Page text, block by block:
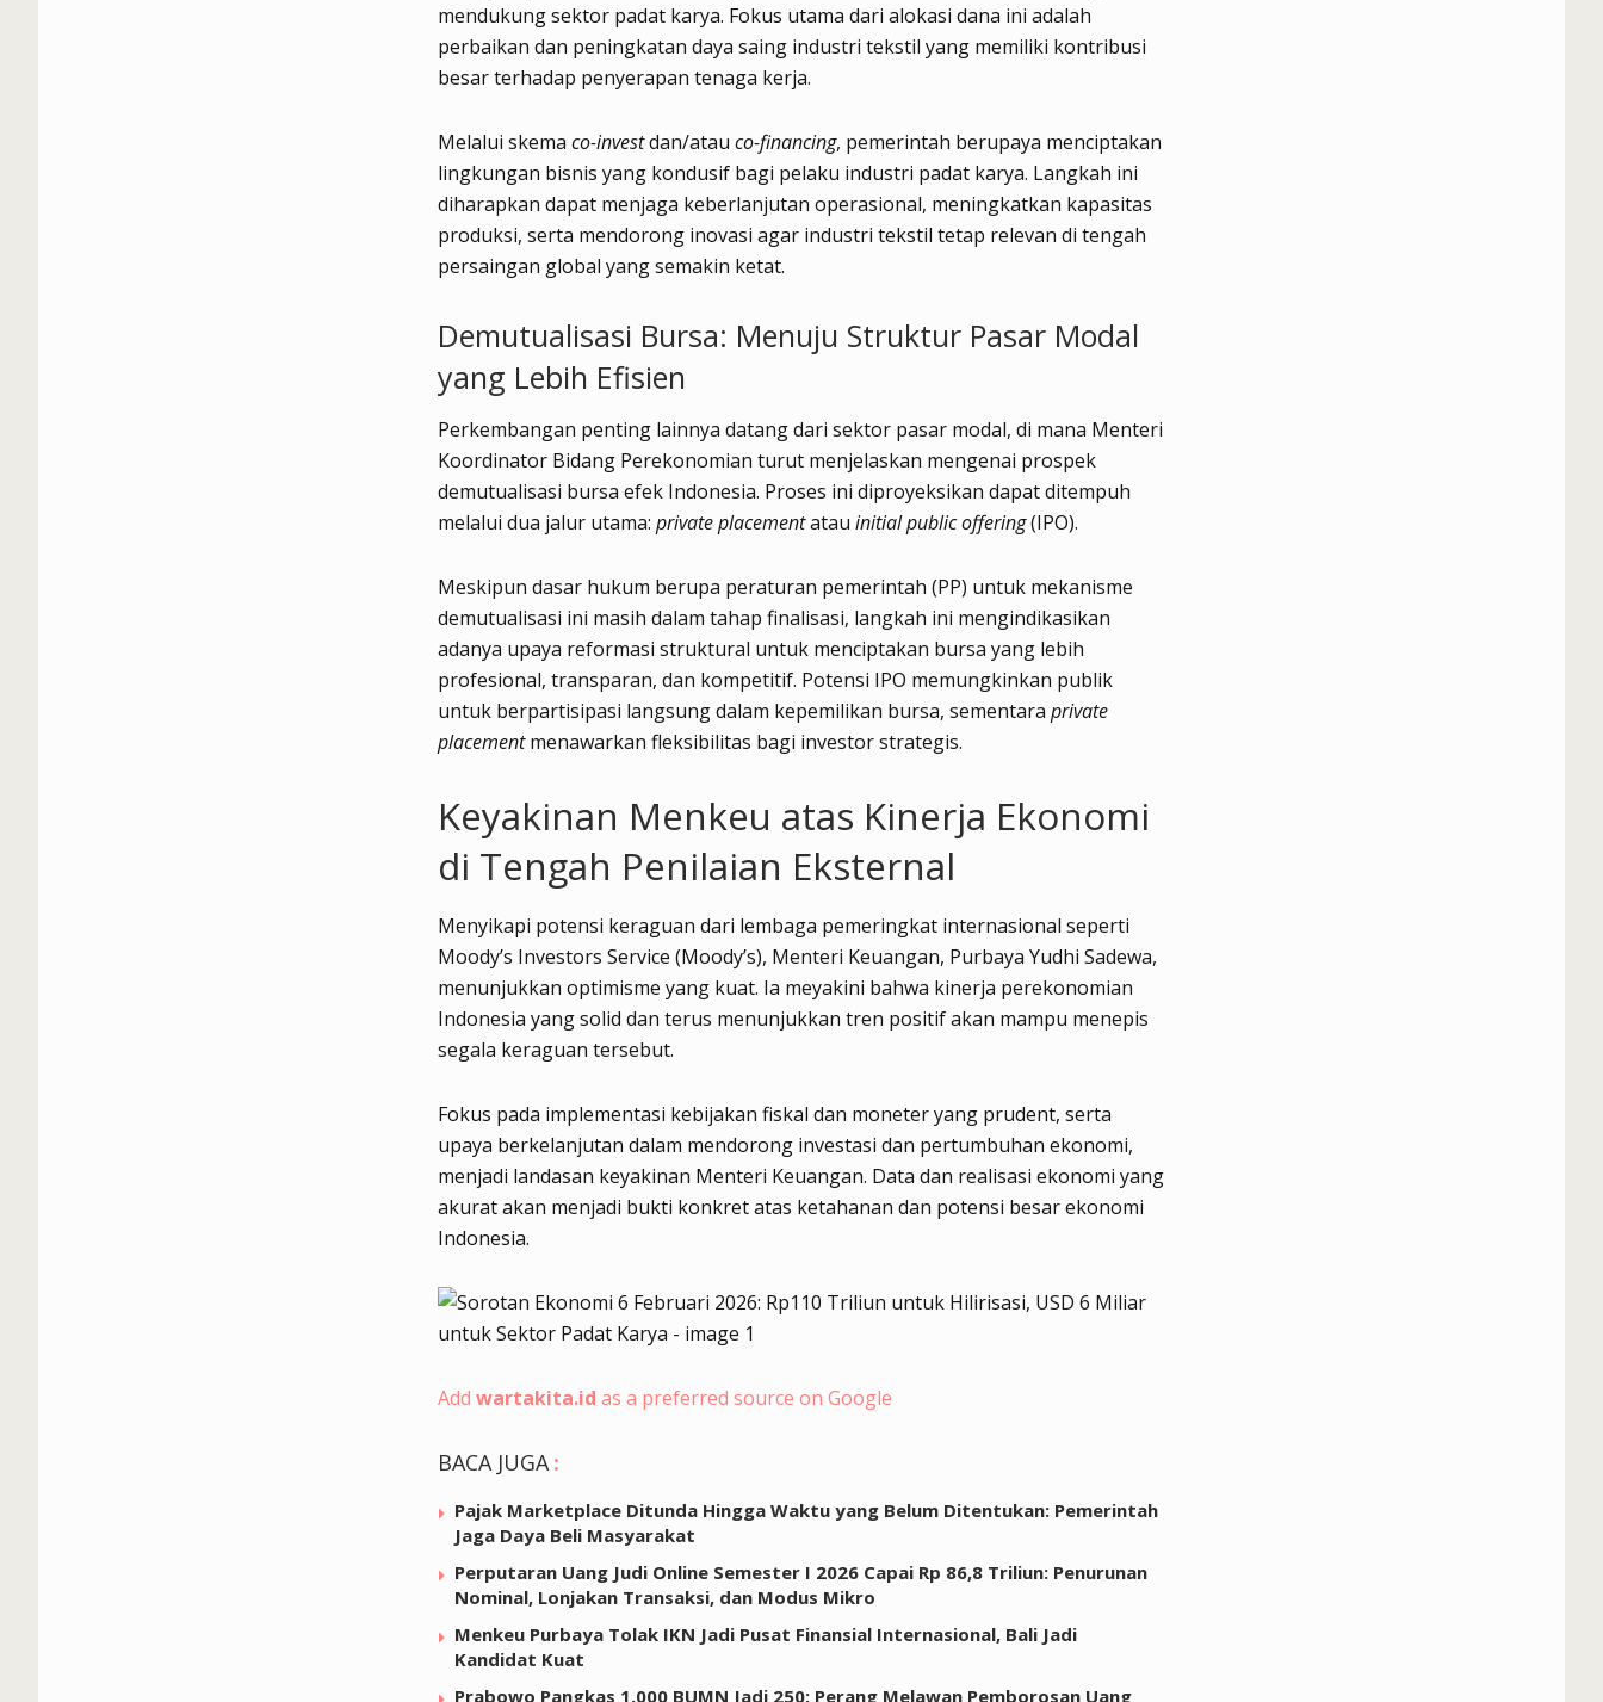
mendukung sektor padat karya. Fokus utama dari alokasi dana ini adalah
perbaikan dan peningkatan daya saing industri tekstil yang memiliki kontribusi
besar terhadap penyerapan tenaga kerja.
Melalui skema co-investdan/atau co-financing, pemerintah berupaya menciptakan
lingkungan bisnis yang kondusif bagi pelaku industri padat karya. Langkah ini
diharapkan dapat menjaga keberlanjutan operasional, meningkatkan kapasitas
produksi, serta mendorong inovasi agar industri tekstil tetap relevan di tengah
persaingan global yang semakin ketat.
Demutualisasi Bursa: Menuju Struktur Pasar Modal
yang Lebih Efisien
Perkembangan penting lainnya datang dari sektor pasar modal, di mana Menteri
Koordinator Bidang Perekonomian turut menjelaskan mengenai prospek
demutualisasi bursa efek Indonesia. Proses ini diproyeksikan dapat ditempuh
melalui dua jalur utama: private placementatau initial public offering(IPO).
Meskipun dasar hukum berupa peraturan pemerintah (PP) untuk mekanisme
demutualisasi ini masih dalam tahap finalisasi, langkah ini mengindikasikan
adanya upaya reformasi struktural untuk menciptakan bursa yang lebih
profesional, transparan, dan kompetitif. Potensi IPO memungkinkan publik
untuk berpartisipasi langsung dalam kepemilikan bursa, sementara private
placementmenawarkan fleksibilitas bagi investor strategis.
Keyakinan Menkeu atas Kinerja Ekonomi
di Tengah Penilaian Eksternal
Menyikapi potensi keraguan dari lembaga pemeringkat internasional seperti
Moody’s Investors Service (Moody’s), Menteri Keuangan, Purbaya Yudhi Sadewa,
menunjukkan optimisme yang kuat. Ia meyakini bahwa kinerja perekonomian
Indonesia yang solid dan terus menunjukkan tren positif akan mampu menepis
segala keraguan tersebut.
Fokus pada implementasi kebijakan fiskal dan moneter yang prudent, serta
upaya berkelanjutan dalam mendorong investasi dan pertumbuhan ekonomi,
menjadi landasan keyakinan Menteri Keuangan. Data dan realisasi ekonomi yang
akurat akan menjadi bukti konkret atas ketahanan dan potensi besar ekonomi
Indonesia.
Add wartakita.id as a preferred source on Google
BACA JUGA :
Pajak Marketplace Ditunda Hingga Waktu yang Belum Ditentukan: Pemerintah
Jaga Daya Beli Masyarakat
Perputaran Uang Judi Online Semester I 2026 Capai Rp 86,8 Triliun: Penurunan
Nominal, Lonjakan Transaksi, dan Modus Mikro
Menkeu Purbaya Tolak IKN Jadi Pusat Finansial Internasional, Bali Jadi
Kandidat Kuat
Prabowo Pangkas 1.000 BUMN Jadi 250: Perang Melawan Pemborosan Uang